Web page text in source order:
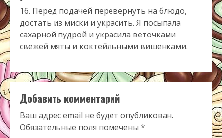
16. Перед подачей перевернуть на блюдо,
достать из миски и украсить. Я посыпала
сахарной пудрой и украсила веточками
свежей мяты и коктейльными вишенками.
Добавить комментарий
Ваш адрес email не будет опубликован.
Обязательные поля помечены *